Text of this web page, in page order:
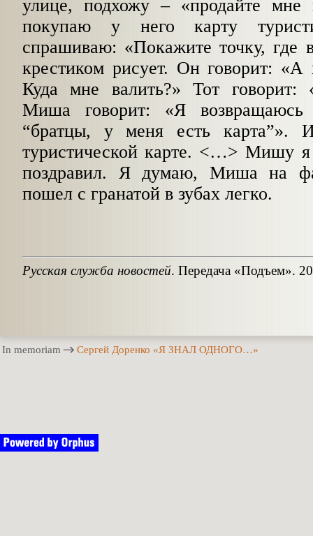
улице, подхожу – «продайте мне
покупаю у него карту
спрашиваю: «Покажите точку, где
крестиком рисует. Он говорит: «А
Куда мне валить?» Тот говорит:
Миша говорит: «Я
“братцы, у меня есть карта”».
туристической карте. <…>Мишу я
поздравил. Я думаю, Миша на
пошел с гранатой в зубах легко.
Русская служба новостей. Передача «Подъем».
In memoriam Сергей Доренко «Я ЗНАЛ ОДНОГО…»